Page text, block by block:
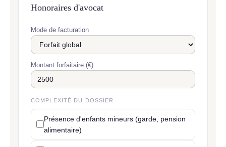
Honoraires d'avocat
Mode de facturation
Montant forfaitaire (€)
COMPLEXITÉ DU DOSSIER
Présence d'enfants mineurs (garde, pension
alimentaire)